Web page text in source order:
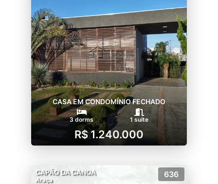
CASA EM CONDOMÍNIO FECHADO
3 dorms 1 suíte
R$ 1.240.000
CAPÃO DA CANOA
Araça
636